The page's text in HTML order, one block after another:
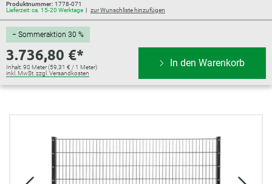
Produktnummer: 1778-071
Lieferzeit: ca. 15-20 Werktage
zur Wunschliste hinzufügen
− Sommeraktion 30 %
3.736,80 €*
Inhalt:90 Meter(59,31 € / 1 Meter)
inkl. MwSt. zzgl. Versandkosten
In den Warenkorb